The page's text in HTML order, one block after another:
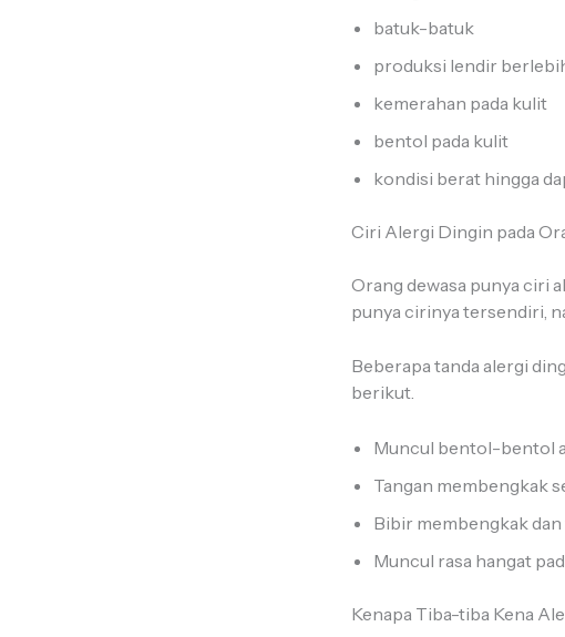
batuk-batuk
produksi lendir
kemerahan pada kulit
bentol pada kulit
kondisi berat hingga
Ciri Alergi Dingin pada
Orang dewasa punya ciri
punya cirinya tersendiri,
Beberapa tanda alergi
berikut.
Muncul bentol-bentol
Tangan membengkak
Bibir membengkak
Muncul rasa hangat
Kenapa Tiba-tiba Kena